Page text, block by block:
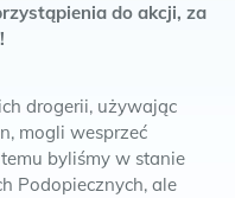
do akcji, za
drogerii, używając
mogli wesprzeć
byliśmy w stanie
Podopiecznych, ale